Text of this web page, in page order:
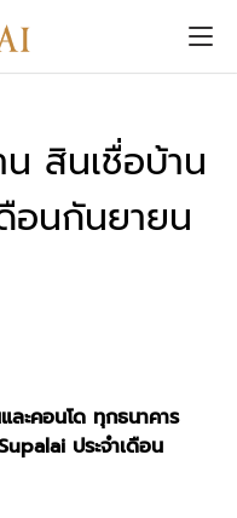
สินเชื่อบ้าน
อนกันยายน
ะคอนโด ทุกธนาคาร
ประจำเดือน